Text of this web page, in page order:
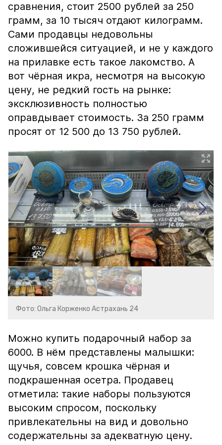
сравнения, стоит 2500 рублей за 250
грамм, за 10 тысяч отдают килограмм.
Сами продавцы недовольны
сложившейся ситуацией, и не у каждого
на прилавке есть такое лакомство. А
вот чёрная икра, несмотря на высокую
цену, не редкий гость на рынке:
эксклюзивность полностью
оправдывает стоимость. За 250 грамм
просят от 12 500 до 13 750 рублей.
Фото: Ольга Корженко Астрахань 24
Можно купить подарочный набор за
6000. В нём представлены малышки:
щучья, совсем крошка чёрная и
подкрашенная осетра. Продавец
отметила: такие наборы пользуются
высоким спросом, поскольку
привлекательны на вид и довольно
содержательны за адекватную цену.